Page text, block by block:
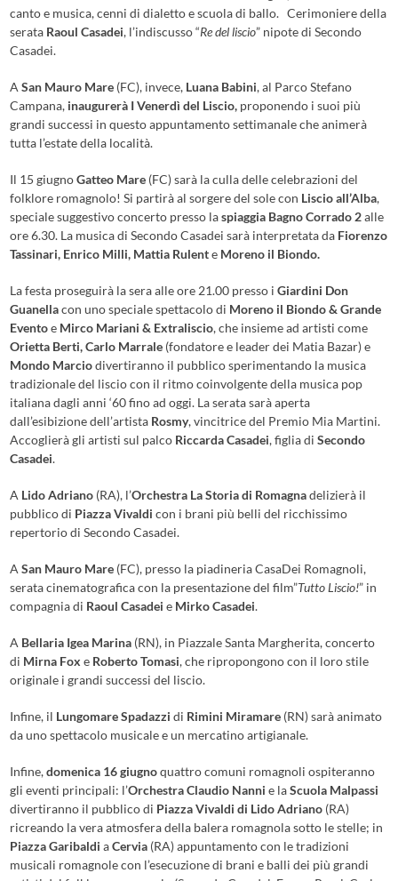
canto e musica, cenni di dialetto e scuola di ballo. Cerimoniere della
serata Raoul Casadei, l’indiscusso “Re del liscio” nipote di Secondo
Casadei.
ASan Mauro Mare (FC), invece, Luana Babini, al Parco Stefano
Campana, inaugurerà I Venerdì del Liscio, proponendo i suoi più
grandi successi in questo appuntamento settimanale che animerà
tutta l’estate della località.
Il 15 giugnoGatteo Mare (FC) sarà la culla delle celebrazioni del
folklore romagnolo! Si partirà al sorgere del sole con Liscio all’Alba,
speciale suggestivo concerto presso laspiaggia Bagno Corrado 2alle
ore 6.30. La musica di Secondo Casadei sarà interpretata da Fiorenzo
Tassinari, Enrico Milli, Mattia Rulente Moreno il Biondo.
La festa proseguirà la sera alle ore 21.00 presso iGiardini Don
Guanellacon uno speciale spettacolo di Moreno il Biondo & Grande
Eventoe Mirco Mariani & Extraliscio, che insieme ad artisti come
Orietta Berti, Carlo Marrale (fondatore e leader dei Matia Bazar) e
Mondo Marciodivertiranno il pubblico sperimentando la musica
tradizionale del liscio con il ritmo coinvolgente della musica pop
italiana dagli anni ‘60 fino ad oggi. La serata sarà aperta
dall’esibizione dell’artista Rosmy, vincitrice del Premio Mia Martini.
Accoglierà gli artisti sul palco Riccarda Casadei, figlia diSecondo
Casadei.
A Lido Adriano (RA), l’Orchestra La Storia di Romagnadelizierà il
pubblico di Piazza Vivaldi con i brani più belli del ricchissimo
repertorio di Secondo Casadei.
A San Mauro Mare (FC), presso la piadineria CasaDei Romagnoli,
serata cinematografica con la presentazione del film”Tutto Liscio!” in
compagnia di Raoul Casadeie Mirko Casadei.
A Bellaria Igea Marina (RN), in Piazzale Santa Margherita, concerto
di Mirna Fox e Roberto Tomasi, che ripropongono con il loro stile
originale i grandi successi del liscio.
Infine, il Lungomare Spadazzidi Rimini Miramare (RN) sarà animato
da uno spettacolo musicale e un mercatino artigianale.
Infine,domenica 16 giugnoquattro comuni romagnoli ospiteranno
gli eventi principali: l’Orchestra Claudio Nannie laScuola Malpassi
divertiranno il pubblico di Piazza Vivaldi di Lido Adriano (RA)
ricreando la vera atmosfera della balera romagnola sotto le stelle; in
Piazza GaribaldiaCervia (RA) appuntamento con le tradizioni
musicali romagnole con l’esecuzione di brani e balli dei più grandi